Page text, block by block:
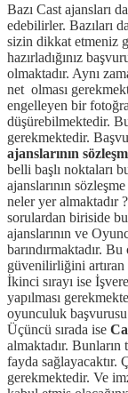
Bazı Cast ajansları
edebilirler. Bazıları
sizin dikkat etmeniz
hazırladığınız
olmaktadır. Aynı
net olması
engelleyen bir
düşürebilmektedir.
gerekmektedir.
ajanslarının
belli başlı noktaları
ajanslarının
neler yer almaktadır
sorulardan biriside
ajanslarının ve
barındırmaktadır.
güvenilirliğini
İkinci sırayı ise
yapılması
oyunculuk
Üçüncü sırada ise
almaktadır. Bunların
fayda sağlayacaktır.
gerekmektedir. Ve